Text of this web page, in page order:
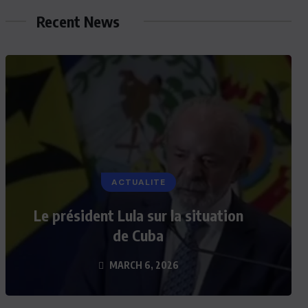
Recent News
ACTUALITE
Le président Lula sur la situation
de Cuba
MARCH 6, 2026